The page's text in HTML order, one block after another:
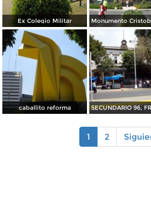
Ex Colegio Militar
caballito reforma
1 2